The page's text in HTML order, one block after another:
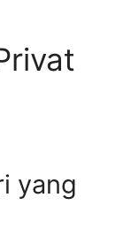
yang